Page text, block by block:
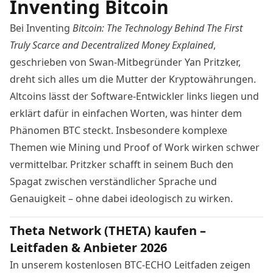
Inventing Bitcoin
Bei Inventing Bitcoin: The Technology Behind The First
Truly Scarce and Decentralized Money Explained,
geschrieben von Swan-Mitbegründer Yan Pritzker,
dreht sich alles um die Mutter der Kryptowährungen.
Altcoins lässt der Software-Entwickler links liegen und
erklärt dafür in einfachen Worten, was hinter dem
Phänomen BTC steckt. Insbesondere komplexe
Themen wie Mining und Proof of Work wirken schwer
vermittelbar. Pritzker schafft in seinem Buch den
Spagat zwischen verständlicher Sprache und
Genauigkeit – ohne dabei ideologisch zu wirken.
Theta Network (THETA) kaufen –
Leitfaden & Anbieter 2026
In unserem kostenlosen BTC-ECHO Leitfaden zeigen